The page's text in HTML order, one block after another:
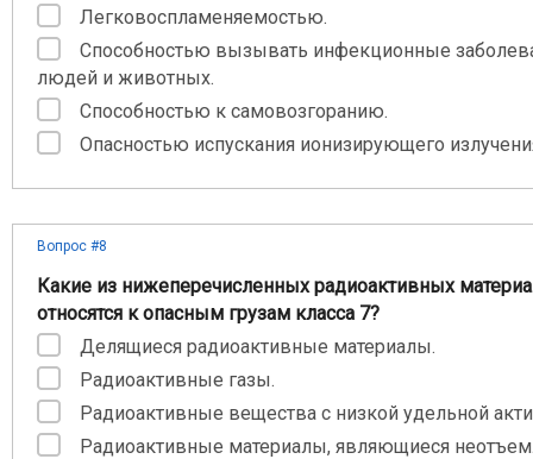
Легковоспламеняемостью.
Способностью вызывать инфекционные
людей и животных.
Способностью к самовозгоранию.
Опасностью испускания ионизирующего
Вопрос #8
Какие из нижеперечисленных радиоактивных
относятся к опасным грузам класса 7?
Делящиеся радиоактивные материалы.
Радиоактивные газы.
Радиоактивные вещества с низкой удельной
Радиоактивные материалы, являющиеся